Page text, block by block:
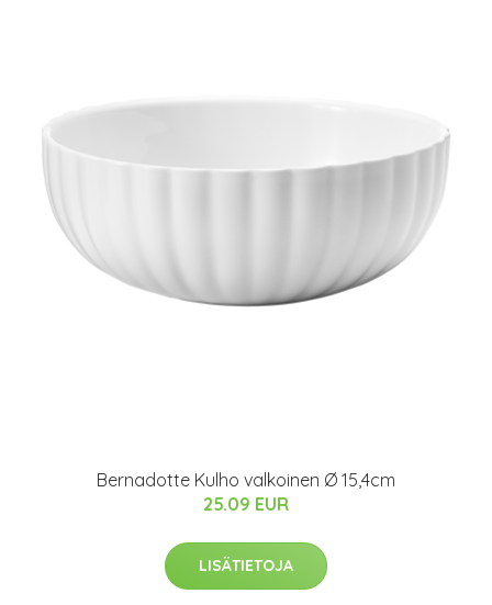
Bernadotte Kulho valkoinen Ø 15,4cm
25.09 EUR
LISÄTIETOJA